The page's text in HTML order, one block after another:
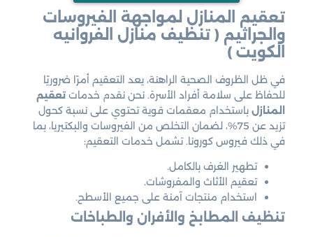
تعقيم المنازل لمواجهة الفيروسات
والجراثيم ( تنظيف منازل الفروانيه
الكويت )
في ظل الظروف الصحية الراهنة، يعد التعقيم أمرًا ضروريًا
للحفاظ على سلامة أفراد الأسرة. نحن نقدم خدماتتعقيم
المنازل باستخدام معقمات قوية تحتوي على نسبة كحول
تزيد عن 75%، لضمان التخلص من الفيروسات والبكتيريا، بما
في ذلك فيروس كورونا. تشمل خدمات التعقيم:
تطهير الغرف بالكامل.
تعقيم الأثاث والمفروشات.
استخدام منتجات آمنة على جميع الأسطح.
تنظيف المطابخ والأفران والطباخات